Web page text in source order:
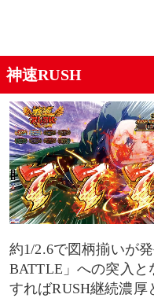
リザルト画面
違和感演出
電光掲示板の順位
タイマー
プッシュボタン
神速RUSH
約1/2.6で図柄揃いが
BATTLE」への突入と
すればRUSH継続濃